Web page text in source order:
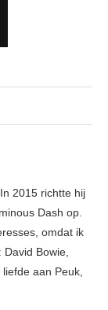
2015 richtte hij
Dash op.
omdat ik
Bowie,
aan Peuk,